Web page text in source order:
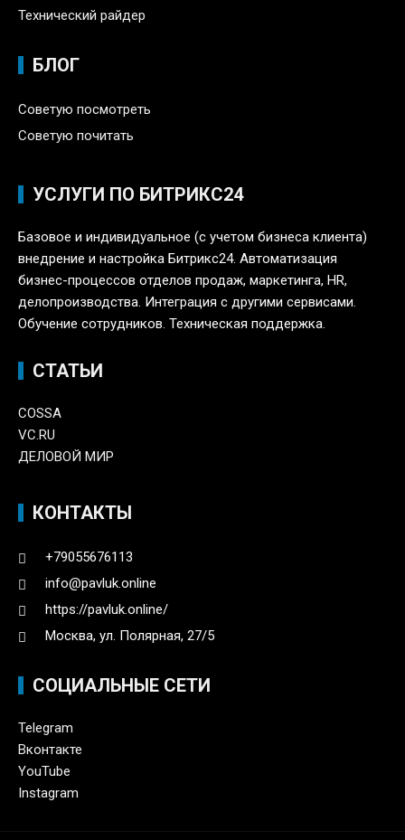
Технический райдер
БЛОГ
Советую посмотреть
Советую почитать
УСЛУГИ ПО БИТРИКС24
Базовое и индивидуальное (с учетом бизнеса клиента)
внедрение и настройка Битрикс24. Автоматизация
бизнес-процессов отделов продаж, маркетинга, HR,
делопроизводства. Интеграция с другими сервисами.
Обучение сотрудников. Техническая поддержка.
СТАТЬИ
COSSA
VC.RU
ДЕЛОВОЙ МИР
КОНТАКТЫ
+79055676113
info@pavluk.online
https://pavluk.online/
Москва, ул. Полярная, 27/5
СОЦИАЛЬНЫЕ СЕТИ
Telegram
Вконтакте
YouTube
Instagram